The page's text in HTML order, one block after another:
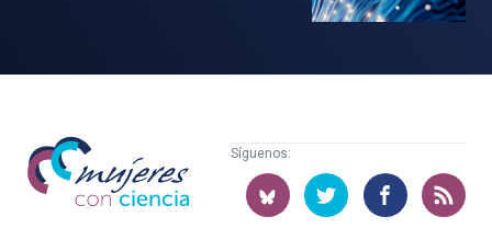
Mujeres
con
ciencia
Síguenos: